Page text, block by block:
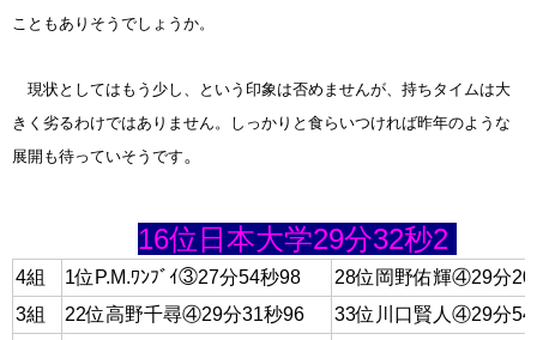
こともありそうでしょうか。
現状としてはもう少し、という印象は否めませんが、持ちタイムは大
きく劣るわけではありません。しっかりと食らいつければ昨年のような
展開も待っていそうです 。
16位日本大学29分32秒2
4組 1位P.M.ﾜﾝﾌﾞｲ③27分54秒98
28位岡野佑輝④29分
3組
22位高野千尋④29分31秒96
33位川口賢人④29分